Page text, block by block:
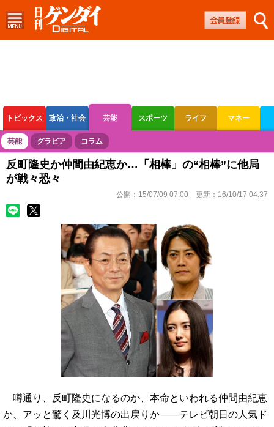
トピックス 政治・社会 芸能 スポーツ ライフ マネー
ボートレース 競輪 オートレース
芸能 グラビア コラム
反町隆史か仲間由紀恵か…「相棒」の“相棒”に他局
が戦々恐々
公開： 15/07/09 07:00 更新： 16/10/17 04:37
噂通り、反町隆史になるのか、本命といわれる仲間由紀恵
か、アッと驚く及川光博の出戻りか――テレビ朝日の人気ド